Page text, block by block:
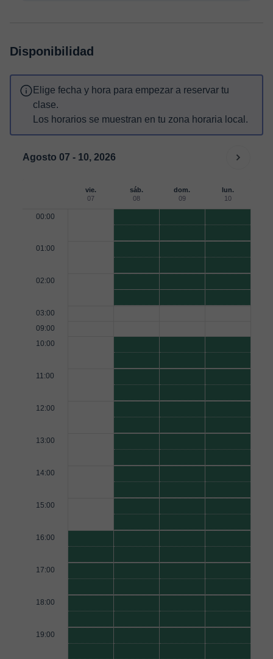
Disponibilidad
Elige fecha y hora para empezar a reservar tu
clase.
Los horarios se muestran en tu zona horaria local.
Agosto 07 - 10, 2026
vie.
07
sáb.
08
dom.
09
lun.
10
00:00
01:00
02:00
03:00
09:00
10:00
11:00
12:00
13:00
14:00
15:00
16:00
17:00
18:00
19:00